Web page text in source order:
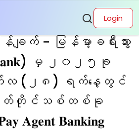
Login
ျက် - မြန်မာ့ခရီးသွား
မှ ၂၀၂၅ခု
(၂၈) ရက်နေ့တွင်
မှတ်တိုင်သစ်တစ်ခု
𝐀𝐠𝐞𝐧𝐭 𝐁𝐚𝐧𝐤𝐢𝐧𝐠